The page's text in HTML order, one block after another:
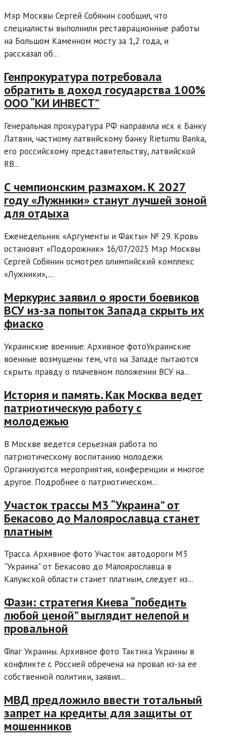
Мэр Москвы Сергей Собянин сообщил, что
специалисты выполнили реставрационные работы
на Большом Каменном мосту за 1,2 года, и
рассказал об...
Генпрокуратура потребовала
обратить в доход государства 100%
ООО “КИ ИНВЕСТ”
Генеральная прокуратура РФ направила иск к Банку
Латвии, частному латвийскому банку Rietumu Banka,
его российскому представительству, латвийской
RB...
С чемпионским размахом. К 2027
году «Лужники» станут лучшей зоной
для отдыха
Еженедельник «Аргументы и Факты» № 29. Кровь
остановит «Подорожник» 16/07/2025 Мэр Москвы
Сергей Собянин осмотрел олимпийский комплекс
«Лужники»,...
Меркурис заявил о ярости боевиков
ВСУ из-за попыток Запада скрыть их
фиаско
Украинские военные. Архивное фотоУкраинские
военные возмущены тем, что на Западе пытаются
скрыть правду о плачевном положении ВСУ на...
История и память. Как Москва ведет
патриотическую работу с
молодежью
В Москве ведется серьезная работа по
патриотическому воспитанию молодежи.
Организуются мероприятия, конференции и многое
другое. Подробнее о патриотическом...
Участок трассы М3 “Украина” от
Бекасово до Малоярославца станет
платным
Трасса. Архивное фото Участок автодороги М3
"Украина" от Бекасово до Малоярославца в
Калужской области станет платным, следует из...
Фази: стратегия Киева “победить
любой ценой” выглядит нелепой и
провальной
Флаг Украины. Архивное фото Тактика Украины в
конфликте с Россией обречена на провал из-за ее
собственной политики, заявил...
МВД предложило ввести тотальный
запрет на кредиты для защиты от
мошенников